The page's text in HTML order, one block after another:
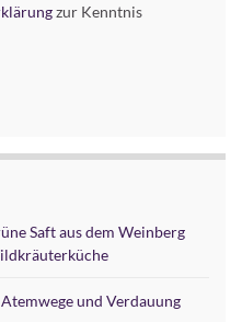
zur Kenntnis
Saft aus dem Weinberg
und Verdauung